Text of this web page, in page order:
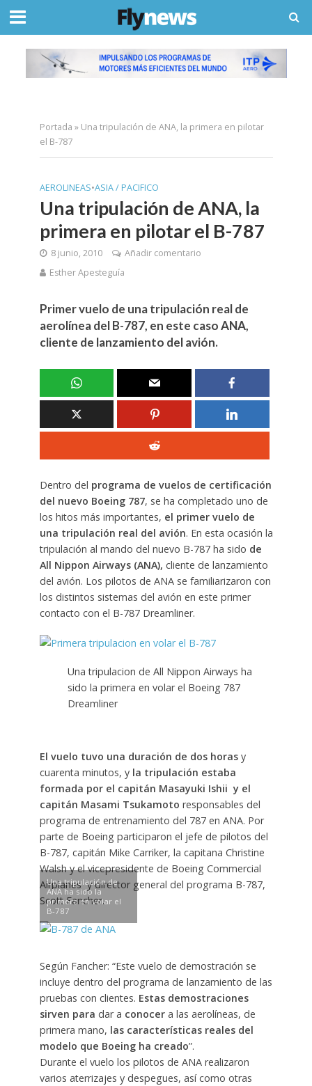
Portada » Una tripulación de ANA, la primera en pilotar
el B-787
AEROLINEAS•ASIA / PACIFICO
Una tripulación de ANA, la
primera en pilotar el B-787
8 junio, 2010
Añadir comentario
Esther Apesteguía
Primer vuelo de una tripulación real de
aerolínea del B-787, en este caso ANA,
cliente de lanzamiento del avión.
Dentro del programa de vuelos de certificación
del nuevo Boeing 787, se ha completado uno de
los hitos más importantes, el primer vuelo de
una tripulación real del avión. En esta ocasión la
tripulación al mando del nuevo B-787 ha sido de
All Nippon Airways (ANA), cliente de lanzamiento
del avión. Los pilotos de ANA se familiarizaron con
los distintos sistemas del avión en este primer
contacto con el B-787 Dreamliner.
Una tripulacion de All Nippon Airways ha
sido la primera en volar el Boeing 787
Dreamliner
El vuelo tuvo una duración de dos horasy
cuarenta minutos, yla tripulación estaba
formada por el capitán Masayuki Ishii y el
capitán Masami Tsukamoto responsables del
programa de entrenamiento del 787 en ANA. Por
parte de Boeing participaron el jefe de pilotos del
B-787, capitán Mike Carriker, la capitana Christine
Walsh y el vicepresidente de Boeing Commercial
Airplanes y director general del programa B-787,
Scott Fancher.
Una tripulación de
ANA ha sido la
primera en volar el
B-787
Según Fancher: “Este vuelo de demostración se
incluye dentro del programa de lanzamiento de las
pruebas con clientes. Estas demostraciones
sirven para dar a conocera las aerolíneas, de
primera mano, las características reales del
modelo que Boeing ha creado”.
Durante el vuelo los pilotos de ANA realizaron
varios aterrizajes y despegues, así como otras